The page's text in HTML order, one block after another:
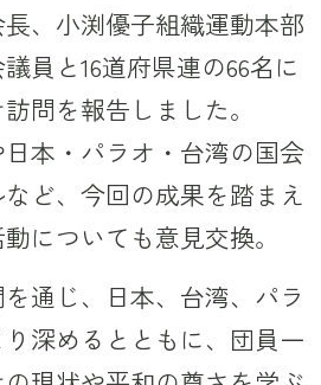
、小渕優子組織運動本部
員と16道府県連の66名に
問を報告しました。
本・パラオ・台湾の国会
ど、今回の成果を踏まえ
についても意見交換。
通じ、日本、台湾、パラ
深めるとともに、団員一